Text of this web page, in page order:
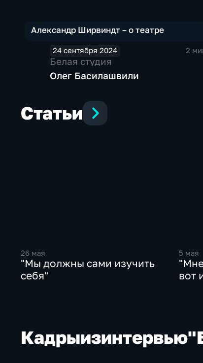
Александр Ширвиндт – о театре
24 сентября 2024 2
Белая студия
Олег Басилашвили
Статьи
26 мая
"Мы должны сами изучить
себя"
5 мая
вот
Кадрыизинтервью